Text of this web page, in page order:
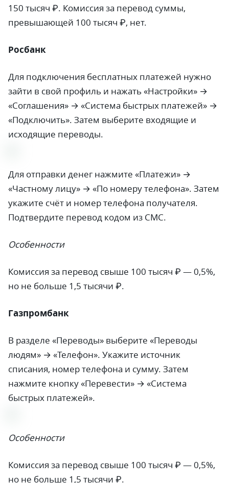
150 тысяч ₽. Комиссия за перевод суммы,
превышающей 100 тысяч ₽, нет.
Росбанк
Для подключения бесплатных платежей нужно
зайти в свой профиль и нажать «Настройки» →
«Соглашения» → «Система быстрых платежей» →
«Подключить». Затем выберите входящие и
исходящие переводы.
Для отправки денег нажмите «Платежи» →
«Частному лицу» → «По номеру телефона». Затем
укажите счёт и номер телефона получателя.
Подтвердите перевод кодом из СМС.
Особенности
Комиссия за перевод свыше 100 тысяч ₽ — 0,5%,
но не больше 1,5 тысячи ₽.
Газпромбанк
В разделе «Переводы» выберите «Переводы
людям» → «Телефон». Укажите источник
списания, номер телефона и сумму. Затем
нажмите кнопку «Перевести» → «Система
быстрых платежей».
Особенности
Комиссия за перевод свыше 100 тысяч ₽ — 0,5%,
но не больше 1,5 тысячи ₽.